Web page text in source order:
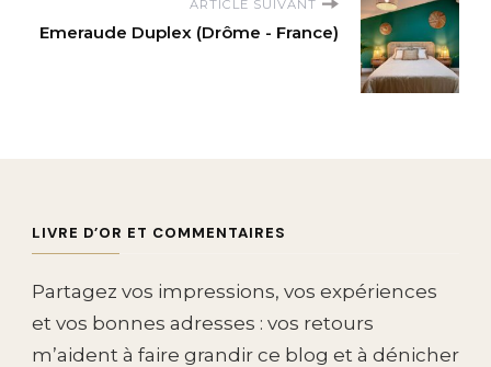
ARTICLE SUIVANT
Emeraude Duplex (Drôme - France)
LIVRE D’OR ET COMMENTAIRES
Partagez vos impressions, vos expériences
et vos bonnes adresses : vos retours
m’aident à faire grandir ce blog et à dénicher